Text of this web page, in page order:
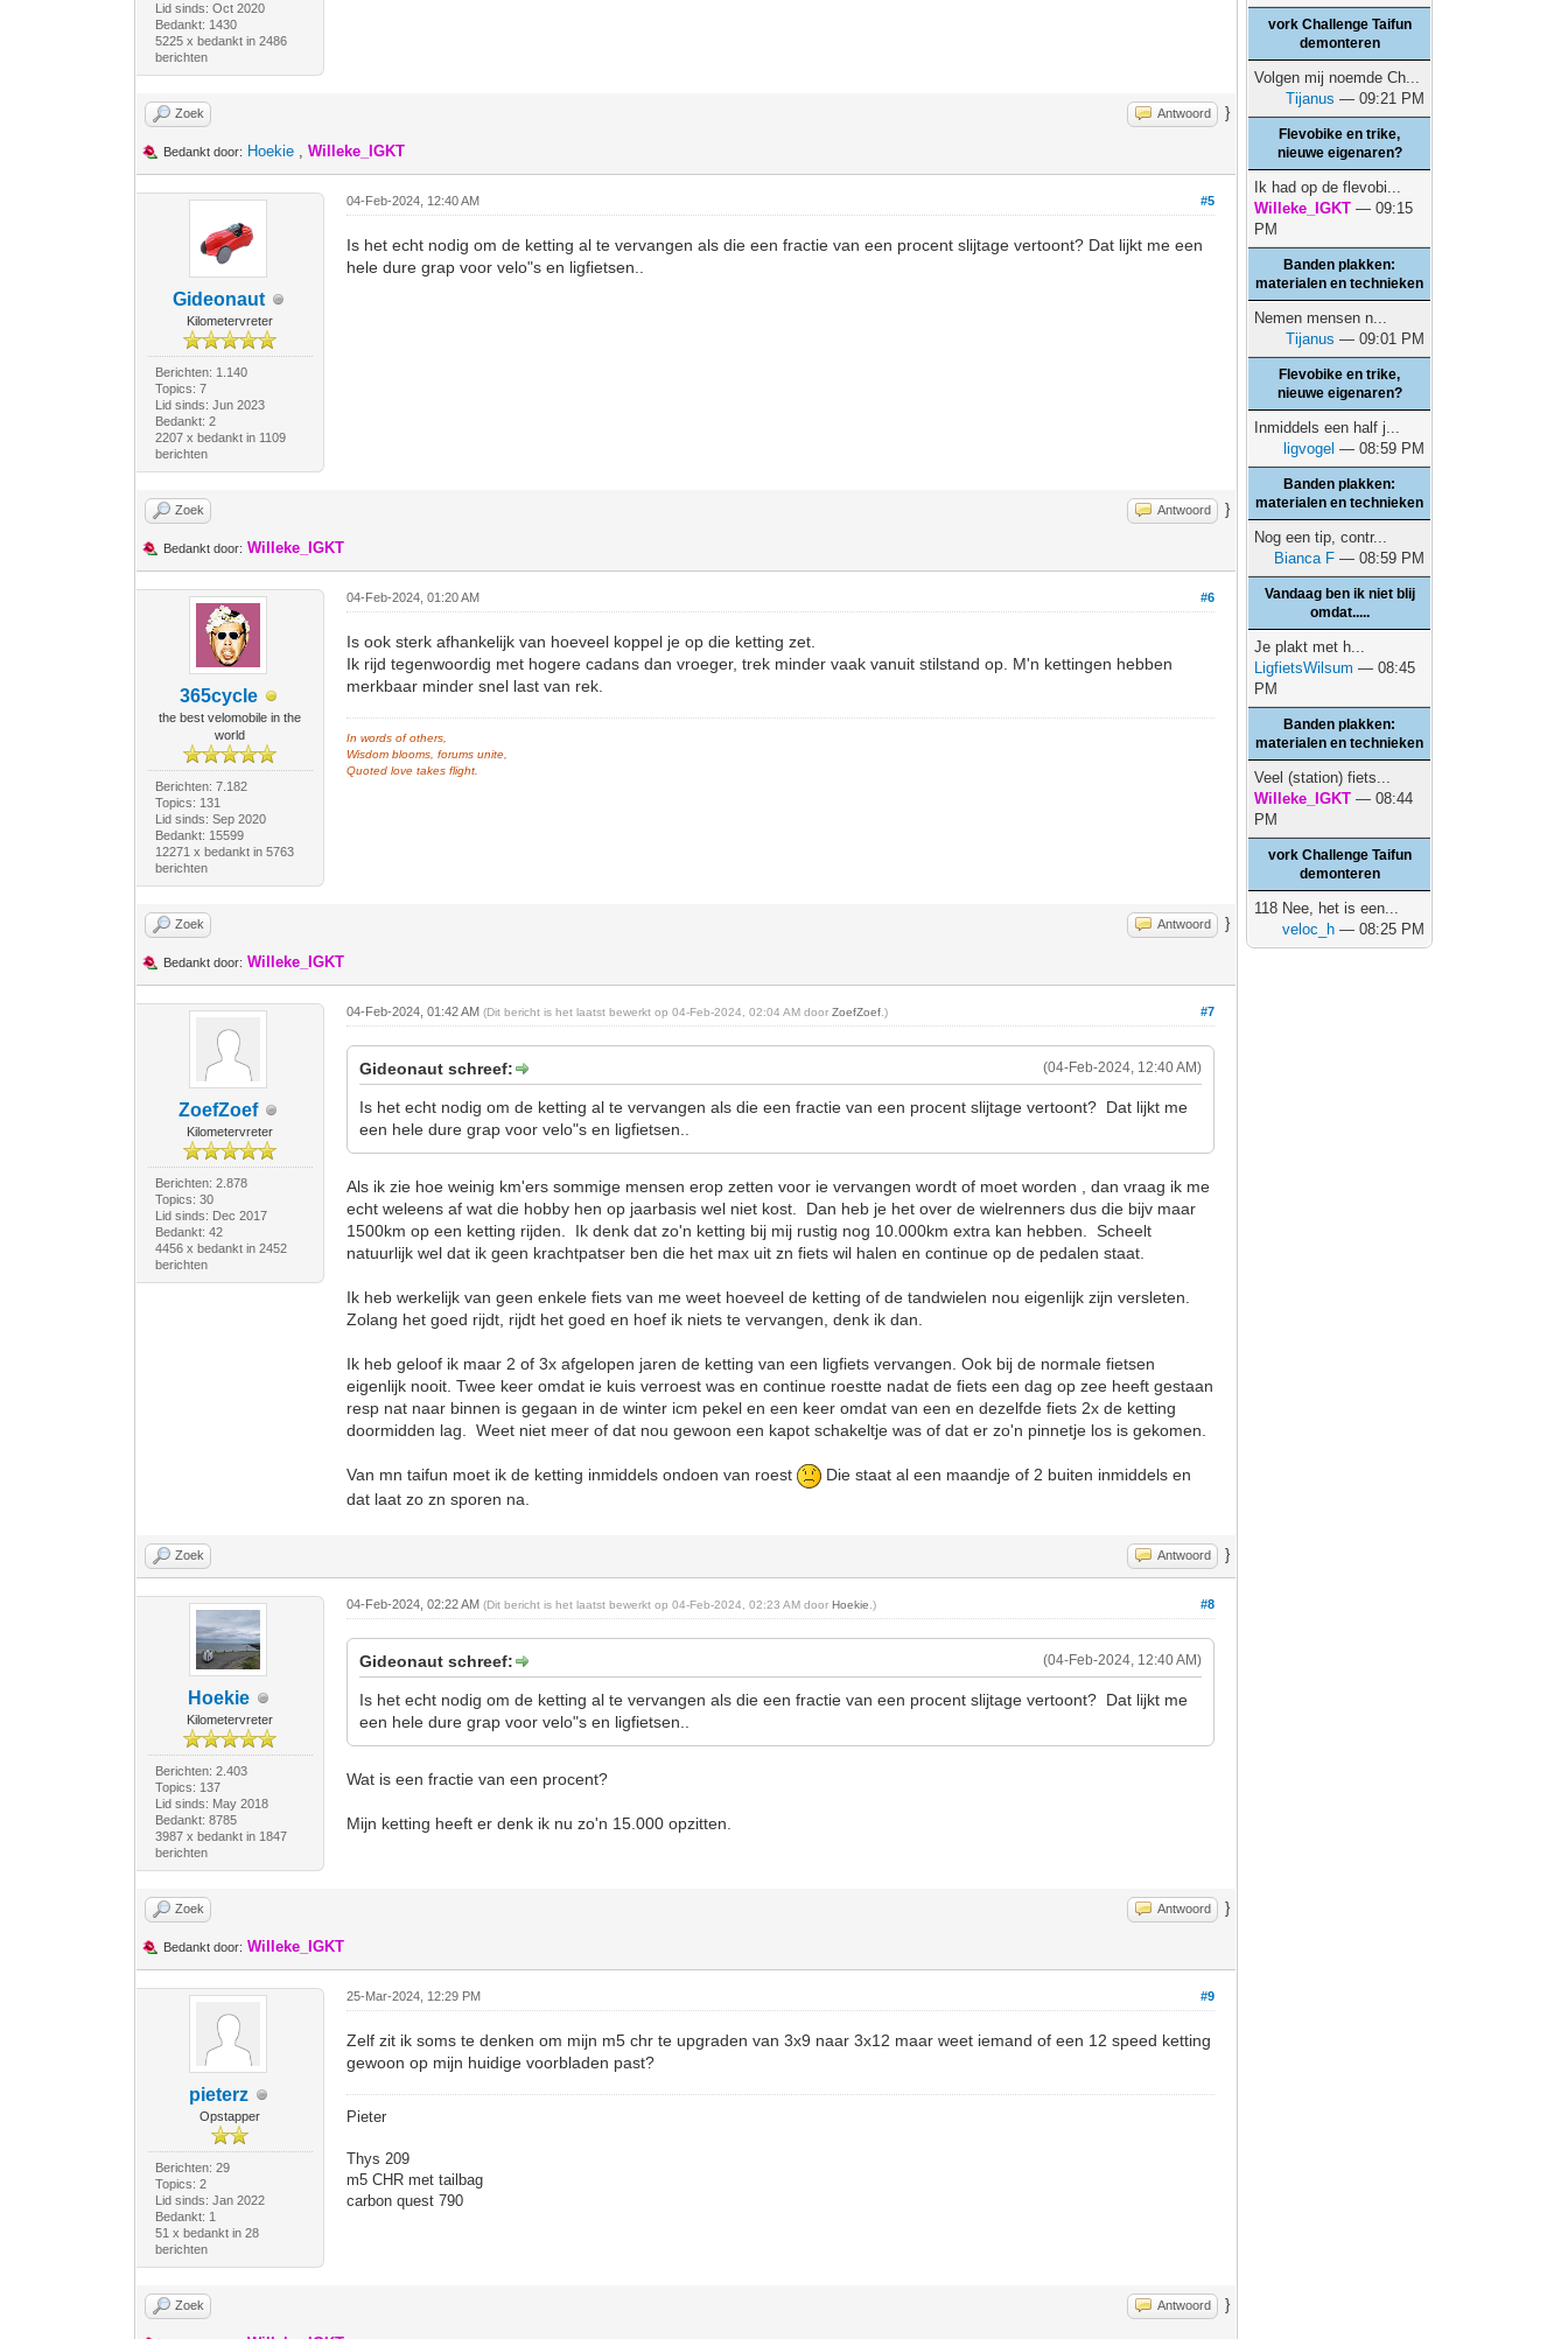
Lid sinds: Oct 2020
Bedankt: 1430
5225 x bedankt in 2486
berichten
Zoek Antwoord }
Bedankt door: Hoekie ,Willeke_IGKT
Gideonaut
Kilometervreter
Berichten: 1.140
Topics: 7
Lid sinds: Jun 2023
Bedankt: 2
2207 x bedankt in 1109
berichten
#5
04-Feb-2024, 12:40 AM
Is het echt nodig om de ketting al te vervangen als die een fractie van een procent slijtage vertoont? Dat lijkt me een
hele dure grap voor velo"s en ligfietsen..
Zoek Antwoord }
Bedankt door: Willeke_IGKT
365cycle
the best velomobile in the
world
Berichten: 7.182
Topics: 131
Lid sinds: Sep 2020
Bedankt: 15599
12271 x bedankt in 5763
berichten
#6
04-Feb-2024, 01:20 AM
Is ook sterk afhankelijk van hoeveel koppel je op die ketting zet.
Ik rijd tegenwoordig met hogere cadans dan vroeger, trek minder vaak vanuit stilstand op. M'n kettingen hebben
merkbaar minder snel last van rek.
In words of others,
Wisdom blooms, forums unite,
Quoted love takes flight.
Zoek Antwoord }
Bedankt door: Willeke_IGKT
ZoefZoef
Kilometervreter
Berichten: 2.878
Topics: 30
Lid sinds: Dec 2017
Bedankt: 42
4456 x bedankt in 2452
berichten
#7
04-Feb-2024, 01:42 AM(Dit bericht is het laatst bewerkt op 04-Feb-2024, 02:04 AM doorZoefZoef .)
(04-Feb-2024, 12:40 AM)
Gideonaut schreef:
Is het echt nodig om de ketting al te vervangen als die een fractie van een procent slijtage vertoont? Dat lijkt me
een hele dure grap voor velo"s en ligfietsen..
Als ik zie hoe weinig km'ers sommige mensen erop zetten voor ie vervangen wordt of moet worden , dan vraag ik me
echt weleens af wat die hobby hen op jaarbasis wel niet kost. Dan heb je het over de wielrenners dus die bijv maar
1500km op een ketting rijden. Ik denk dat zo'n ketting bij mij rustig nog 10.000km extra kan hebben. Scheelt
natuurlijk wel dat ik geen krachtpatser ben die het max uit zn fiets wil halen en continue op de pedalen staat.
Ik heb werkelijk van geen enkele fiets van me weet hoeveel de ketting of de tandwielen nou eigenlijk zijn versleten.
Zolang het goed rijdt, rijdt het goed en hoef ik niets te vervangen, denk ik dan.
Ik heb geloof ik maar 2 of 3x afgelopen jaren de ketting van een ligfiets vervangen. Ook bij de normale fietsen
eigenlijk nooit. Twee keer omdat ie kuis verroest was en continue roestte nadat de fiets een dag op zee heeft gestaan
resp nat naar binnen is gegaan in de winter icm pekel en een keer omdat van een en dezelfde fiets 2x de ketting
doormidden lag. Weet niet meer of dat nou gewoon een kapot schakeltje was of dat er zo'n pinnetje los is gekomen.
Van mn taifun moet ik de ketting inmiddels ondoen van roest
Die staat al een maandje of 2 buiten inmiddels en
dat laat zo zn sporen na.
Zoek Antwoord }
Hoekie
Kilometervreter
Berichten: 2.403
Topics: 137
Lid sinds: May 2018
Bedankt: 8785
3987 x bedankt in 1847
berichten
#8
04-Feb-2024, 02:22 AM(Dit bericht is het laatst bewerkt op 04-Feb-2024, 02:23 AM doorHoekie .)
(04-Feb-2024, 12:40 AM)
Gideonaut schreef:
Is het echt nodig om de ketting al te vervangen als die een fractie van een procent slijtage vertoont? Dat lijkt me
een hele dure grap voor velo"s en ligfietsen..
Wat is een fractie van een procent?
Mijn ketting heeft er denk ik nu zo'n 15.000 opzitten.
Zoek Antwoord }
Bedankt door: Willeke_IGKT
pieterz
Opstapper
Berichten: 29
Topics: 2
Lid sinds: Jan 2022
Bedankt: 1
51 x bedankt in 28
berichten
#9
25-Mar-2024, 12:29 PM
Zelf zit ik soms te denken om mijn m5 chr te upgraden van 3x9 naar 3x12 maar weet iemand of een 12 speed ketting
gewoon op mijn huidige voorbladen past?
Pieter
Thys 209
m5 CHR met tailbag
carbon quest 790
Zoek Antwoord }
vork Challenge Taifun
demonteren
Volgen mij noemde Ch...
Tijanus — 09:21 PM
Flevobike en trike,
nieuwe eigenaren?
Ik had op de flevobi...
Willeke_IGKT — 09:15
PM
Banden plakken:
materialen en technieken
Nemen mensen n...
Tijanus — 09:01 PM
Flevobike en trike,
nieuwe eigenaren?
Inmiddels een half j...
ligvogel — 08:59 PM
Banden plakken:
materialen en technieken
Nog een tip, contr...
Bianca F — 08:59 PM
Vandaag ben ik niet blij
omdat.....
Je plakt met h...
LigfietsWilsum — 08:45
PM
Banden plakken:
materialen en technieken
Veel (station) fiets...
Willeke_IGKT — 08:44
PM
vork Challenge Taifun
demonteren
118 Nee, het is een...
veloc_h — 08:25 PM